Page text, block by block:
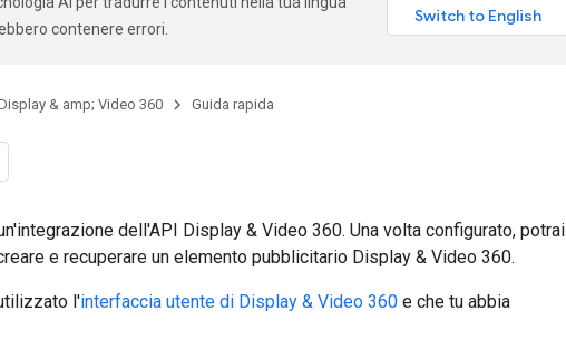
contenere errori.
& amp; Video 360 Guida rapida
dell'API Display & Video 360. Una volta configurato, potrai
e recuperare un elemento pubblicitario Display & Video 360.
l'interfaccia utente di Display & Video 360 e che tu abbia